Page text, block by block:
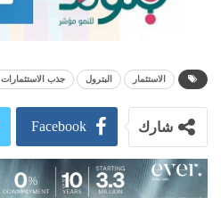
الاستثمار البترول جذب الاستثمارات
شارك Facebook